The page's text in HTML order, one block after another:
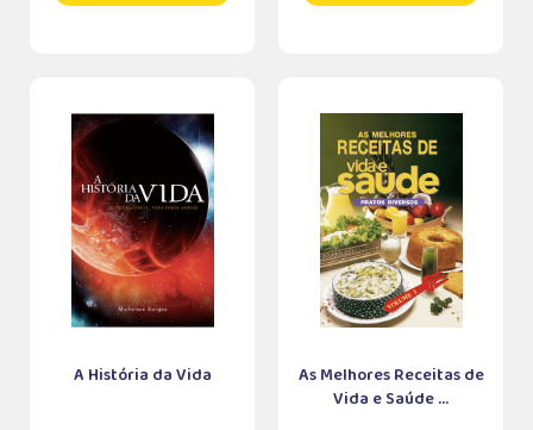
A História da Vida
As Melhores Receitas de
Vida e Saúde ...